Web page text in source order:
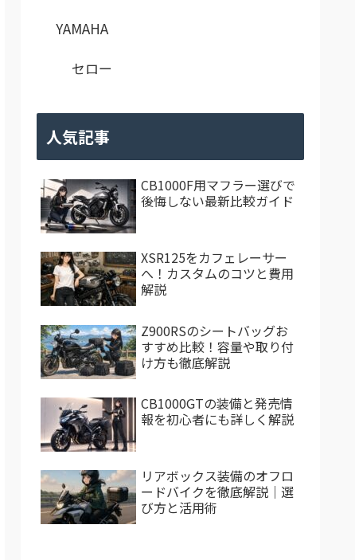
YAMAHA
セロー
人気記事
CB1000F用マフラー選びで
後悔しない最新比較ガイド
XSR125をカフェレーサー
へ！カスタムのコツと費用
解説
Z900RSのシートバッグお
すすめ比較！容量や取り付
け方も徹底解説
CB1000GTの装備と発売情
報を初心者にも詳しく解説
リアボックス装備のオフロ
ードバイクを徹底解説｜選
び方と活用術